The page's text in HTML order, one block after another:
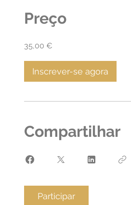
Preço
35,00 €
Inscrever-se agora
Compartilhar
Participar